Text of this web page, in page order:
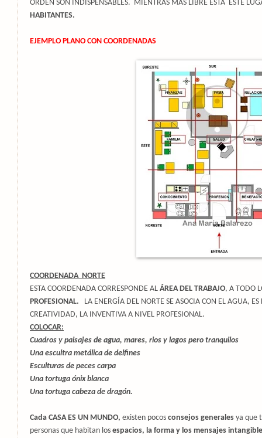
ÓRDEN SON INDISPENSABLES. MIENTRAS MÁS LIBRE ESTÁ ESTE
HABITANTES.
EJEMPLO PLANO CON COORDENADAS
COORDENADA NORTE
ESTA COORDENADA CORRESPONDE AL ÁREA DEL TRABAJO, A TODO
PROFESIONAL. LA ENERGÍA DEL NORTE SE ASOCIA CON EL AGUA,
CREATIVIDAD, LA INVENTIVA A NIVEL PROFESIONAL.
COLOCAR:
Cuadros y paisajes de agua, mares, rios y lagos pero tranquilos
Una escultra metálica de delfines
Esculturas de peces carpa
Una tortuga ónix blanca
Una tortuga cabeza de dragón.
Cada CASA ES UN MUNDO, existen pocos consejos generales ya que
personas que habitan los espacios, la forma y los mensajes